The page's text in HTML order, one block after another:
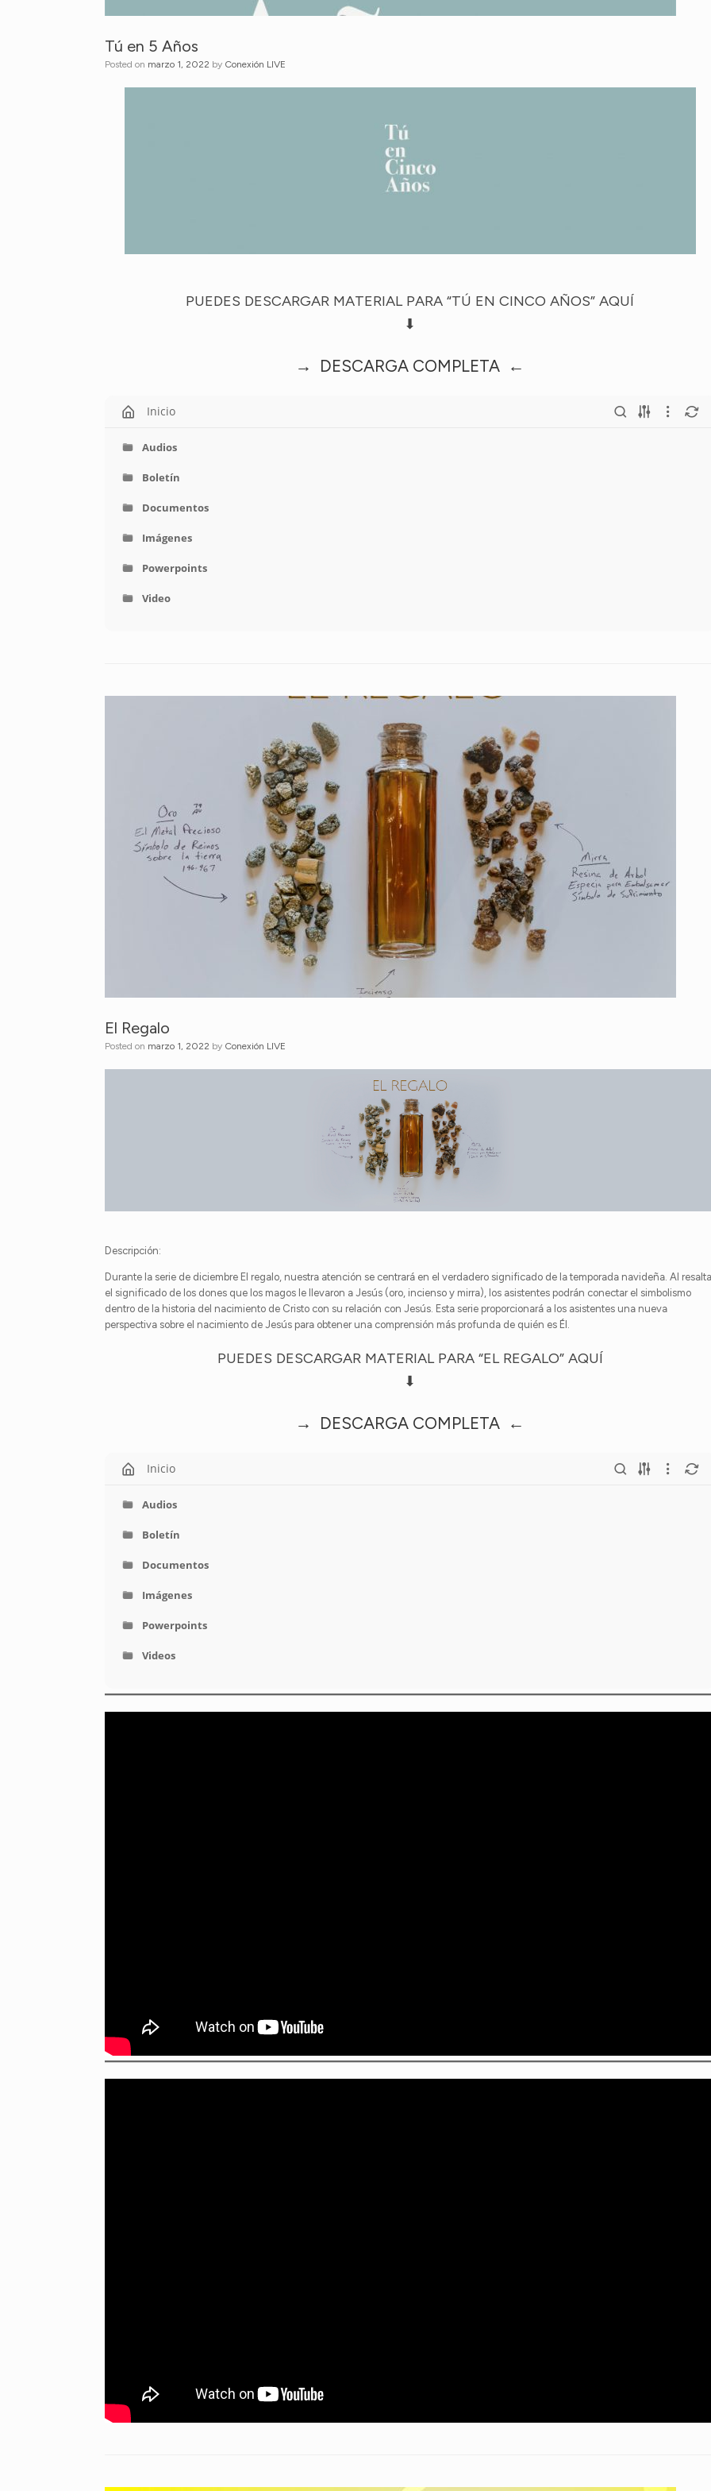
Tú en 5 Años
Posted on marzo 1, 2022 by Conexión LIVE
PUEDES DESCARGAR MATERIAL PARA “TÚ EN CINCO AÑOS” AQUÍ
⬇
→ DESCARGA COMPLETA ←
Inicio
Audios
Boletín
Documentos
Imágenes
Powerpoints
Video
El Regalo
Posted on marzo 1, 2022 by Conexión LIVE
Descripción:
Durante la serie de diciembre El regalo, nuestra atención se centrará en el verdadero significado de la temporada navideña. Al
el significado de los dones que los magos le llevaron a Jesús (oro, incienso y mirra), los asistentes podrán conectar el simbolismo
dentro de la historia del nacimiento de Cristo con su relación con Jesús. Esta serie proporcionará a los asistentes una nueva
perspectiva sobre el nacimiento de Jesús para obtener una comprensión más profunda de quién es Él.
PUEDES DESCARGAR MATERIAL PARA “EL REGALO” AQUÍ
⬇
→ DESCARGA COMPLETA ←
Inicio
Audios
Boletín
Documentos
Imágenes
Powerpoints
Videos